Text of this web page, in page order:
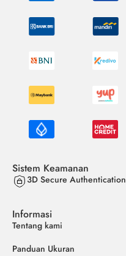
Sistem Keamanan
3D Secure Authentication
Informasi
Tentang kami
Panduan Ukuran